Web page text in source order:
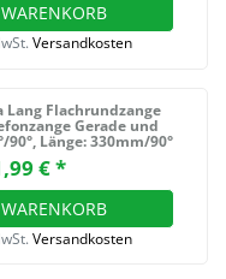
Versandkosten
Lang Flachrundzange
Gerade und
90°, Länge: 330mm/90°
€ *
Versandkosten